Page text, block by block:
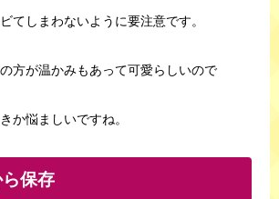
てしまわないように要注意です。
方が温かみもあって可愛らしいので
か悩ましいですね。
保存